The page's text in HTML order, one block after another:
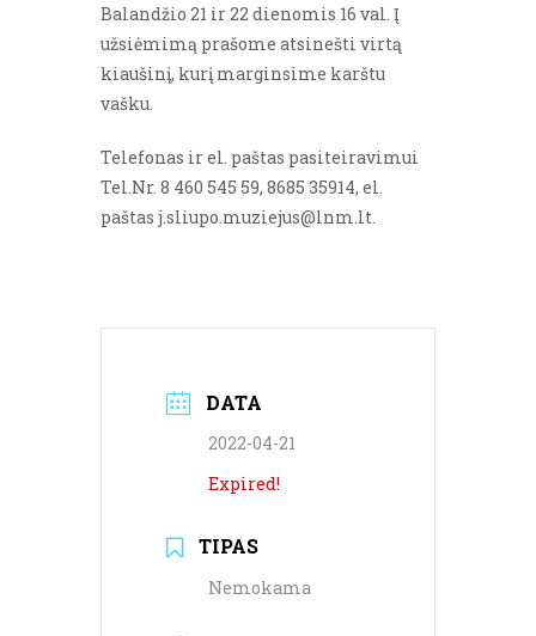
Balandžio 21 ir 22 dienomis 16 val. Į
užsiėmimą prašome atsinešti virtą
kiaušinį, kurį marginsime karštu
vašku.
Telefonas ir el. paštas pasiteiravimui
Tel.Nr. 8 460 545 59, 8685 35914, el.
paštas j.sliupo.muziejus@lnm.lt.
DATA
2022-04-21
Expired!
TIPAS
Nemokama